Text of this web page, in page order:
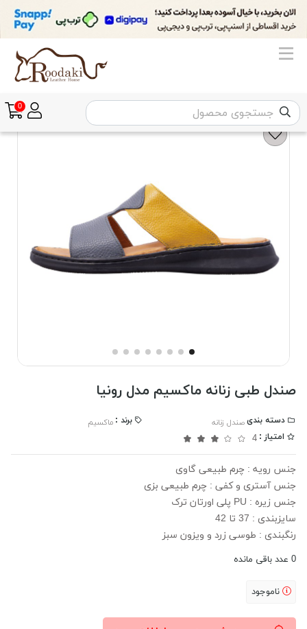
0
صندل زنانه بر اساس برند صندل زنانه ماکسیم
صندل طبی زنانه ماکسیم مدل رونیا
دسته بندی صندل زنانه برند : ماکسیم
امتیاز : 4
جنس رویه : چرم طبیعی گاوی
جنس آستری و کفی : چرم طبیعی بزی
جنس زیره : PU پلی اورتان ترک
سایزبندی : 37 تا 42
رنگبندی : طوسی زرد و ویزون سبز
0 عدد باقی مانده
ناموجود